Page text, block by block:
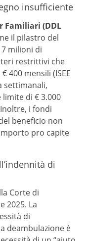
insufficiente
Familiari (DDL
il pilastro del
milioni di
restrittivi che
400 mensili (ISEE
settimanali,
di € 3.000
i fondi
beneficio non
pro capite
di
Corte di
2025. La
di
deambulazione è